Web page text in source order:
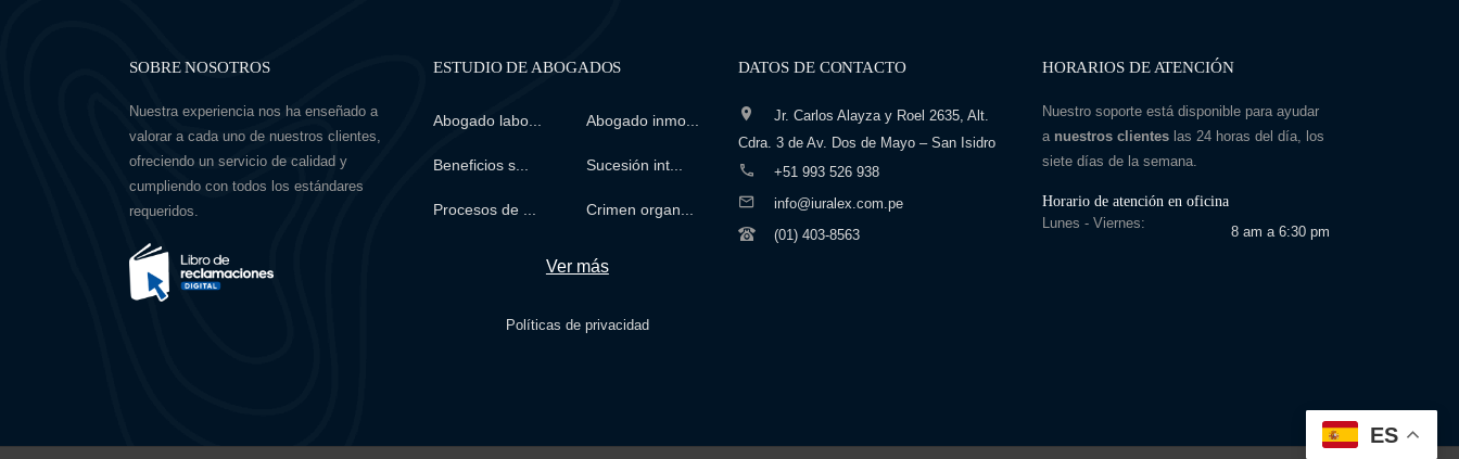
SOBRE NOSOTROS
Nuestra experiencia nos ha enseñado a
valorar a cada uno de nuestros clientes,
ofreciendo un servicio de calidad y
cumpliendo con todos los estándares
requeridos.
ESTUDIO DE ABOGADOS
Abogado labo... Abogado inmo...
Beneficios s... Sucesión int...
Procesos de ... Crimen organ...
Ver más
Políticas de privacidad
DATOS DE CONTACTO
Jr. Carlos Alayza y Roel 2635, Alt.
Cdra. 3 de Av. Dos de Mayo – San Isidro
+51 993 526 938
info@iuralex.com.pe
(01) 403-8563
HORARIOS DE ATENCIÓN
Nuestro soporte está disponible para ayudar
a nuestros clienteslas 24 horas del día, los
siete días de la semana.
Horario de atención en oficina
Lunes - Viernes:
8 am a 6:30 pm
ES